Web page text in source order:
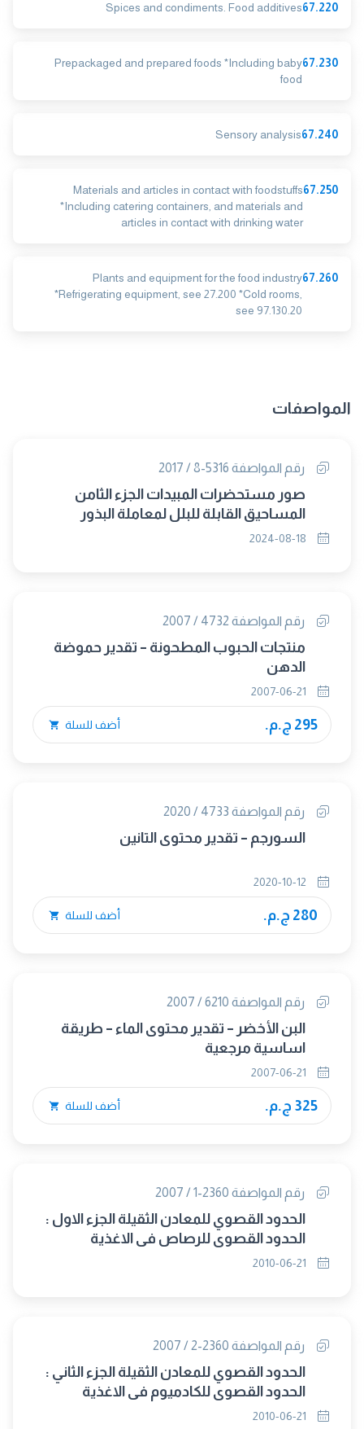
67.220
Spices and condiments. Food additives
67.230
Prepackaged and prepared foods *Including baby
food
67.240
Sensory analysis
67.250
Materials and articles in contact with foodstuffs
*Including catering containers, and materials and
articles in contact with drinking water
67.260
Plants and equipment for the food industry
*Refrigerating equipment, see 27.200 *Cold rooms,
see 97.130.20
المواصفات
رقم المواصفة 5316-8 / 2017
صور مستحضرات المبيدات الجزء الثامن
المساحيق القابلة للبلل لمعاملة البذور
رقم المواصفة 4732 / 2007
منتجات الحبوب المطحونة – تقدير حموضة
الدهن
295 ج.م. أضف للسلة
رقم المواصفة 4733 / 2020
السورجم – تقدير محتوى التانين
280 ج.م. أضف للسلة
رقم المواصفة 6210 / 2007
البن الأخضر – تقدير محتوى الماء – طريقة
اساسية مرجعية
325 ج.م. أضف للسلة
رقم المواصفة 2360-1 / 2007
الحدود القصوي للمعادن الثقيلة الجزء الاول :
الحدود القصوي للرصاص في الاغذية
رقم المواصفة 2360-2 / 2007
الحدود القصوي للمعادن الثقيلة الجزء الثاني :
الحدود القصوي للكادميوم في الاغذية